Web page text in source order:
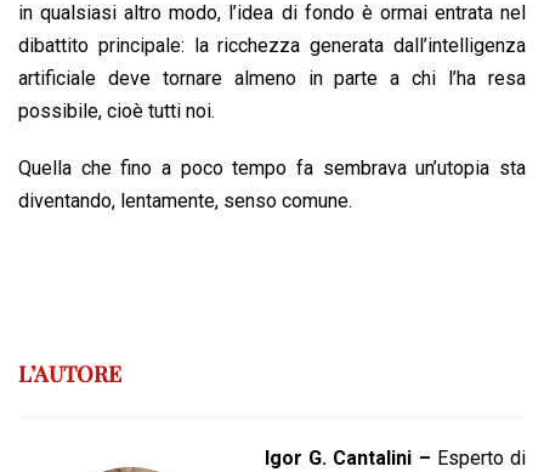
in qualsiasi altro modo, l’idea di fondo è ormai entrata nel
dibattito principale: la ricchezza generata dall’intelligenza
artificiale deve tornare almeno in parte a chi l’ha resa
possibile, cioè tutti noi.
Quella che fino a poco tempo fa sembrava un’utopia sta
diventando, lentamente, senso comune.
L’AUTORE
Igor G. Cantalini – Esperto di